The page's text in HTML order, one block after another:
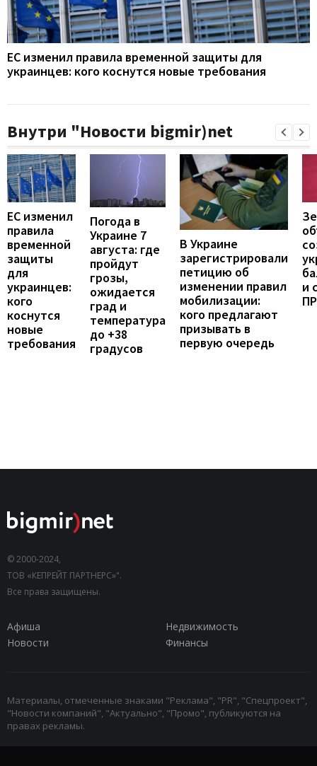
ЕС изменил правила временной защиты для
украинцев: кого коснутся новые требования
Внутри "Новости bigmir)net
ЕС изменил
правила
временной
защиты
для
украинцев:
кого
коснутся
новые
требования
Погода в
Украине 7
августа: где
пройдут
грозы,
ожидается
град и
температура
до +38
градусов
В Украине
зарегистрировали
петицию об
изменении правил
мобилизации:
кого предлагают
призывать в
первую очередь
и
© 2000-2024,
ТОВ «КЕПРЕЙТ ПАРТНЕРС»".
Все права защищены.
Афиша
Недвижимость
Новости
Финансы
Материалы, отмеченные знаками "Реклама", "PR", "Спецпроект",
"Новости компаний", "Актуально", "Промо", публикуются на
правах рекламы.